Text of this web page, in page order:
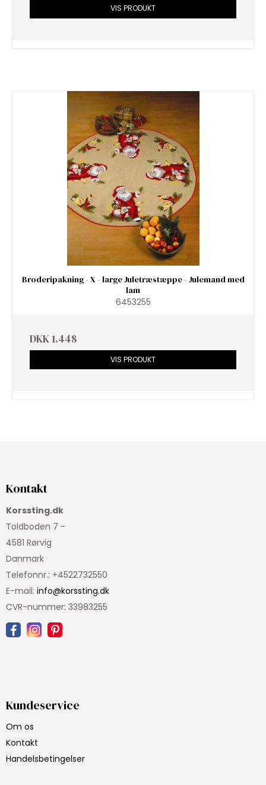
VIS PRODUKT
Broderipakning - X - large Juletræstæppe - Julemand med
lam
6453255
DKK 1.448
VIS PRODUKT
Kontakt
Korssting.dk
Toldboden 7 -
4581 Rørvig
Danmark
Telefonnr.: +4522732550
E-mail: info@korssting.dk
CVR-nummer: 33983255
Kundeservice
Om os
Kontakt
Handelsbetingelser